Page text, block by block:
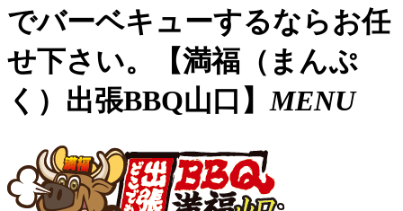
でバーベキューするならお任
せ下さい。【満福（まんぷ
く）出張BBQ山口】MENU